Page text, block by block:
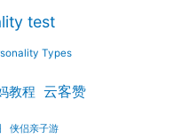
test
Types
教程 云客赞
侠侣亲子游